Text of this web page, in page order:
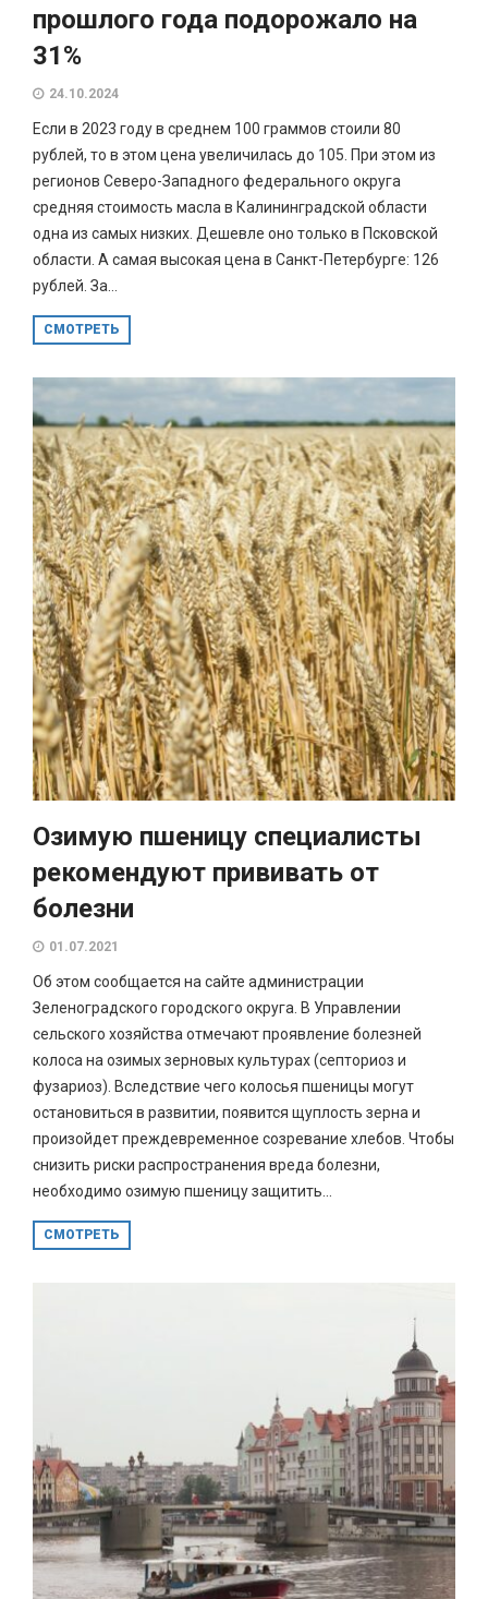
прошлого года подорожало на
31%
24.10.2024
Если в 2023 году в среднем 100 граммов стоили 80
рублей, то в этом цена увеличилась до 105. При этом из
регионов Северо-Западного федерального округа
средняя стоимость масла в Калининградской области
одна из самых низких. Дешевле оно только в Псковской
области. А самая высокая цена в Санкт-Петербурге: 126
рублей. За...
СМОТРЕТЬ
Озимую пшеницу специалисты
рекомендуют прививать от
болезни
01.07.2021
Об этом сообщается на сайте администрации
Зеленоградского городского округа. В Управлении
сельского хозяйства отмечают проявление болезней
колоса на озимых зерновых культурах (септориоз и
фузариоз). Вследствие чего колосья пшеницы могут
остановиться в развитии, появится щуплость зерна и
произойдет преждевременное созревание хлебов. Чтобы
снизить риски распространения вреда болезни,
необходимо озимую пшеницу защитить...
СМОТРЕТЬ